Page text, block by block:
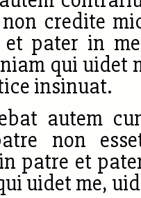
credite
pater in
qui
insinuat.
autem
non
patre et
uidet me,